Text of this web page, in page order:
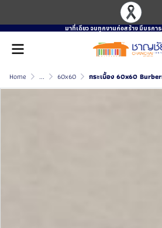
มาที่เดียว จบทุกงานก่อสร้าง มีบรกา
Home ... 60x60 กระเบื้อง 60x60